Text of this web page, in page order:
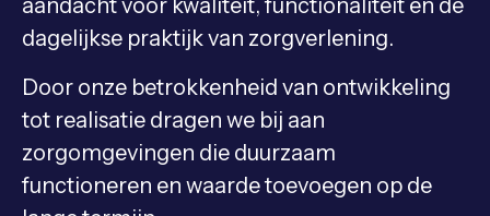
aandacht voor kwaliteit, functionaliteit en de
dagelijkse praktijk van zorgverlening.
Door onze betrokkenheid van ontwikkeling
tot realisatie dragen we bij aan
zorgomgevingen die duurzaam
functioneren en waarde toevoegen op de